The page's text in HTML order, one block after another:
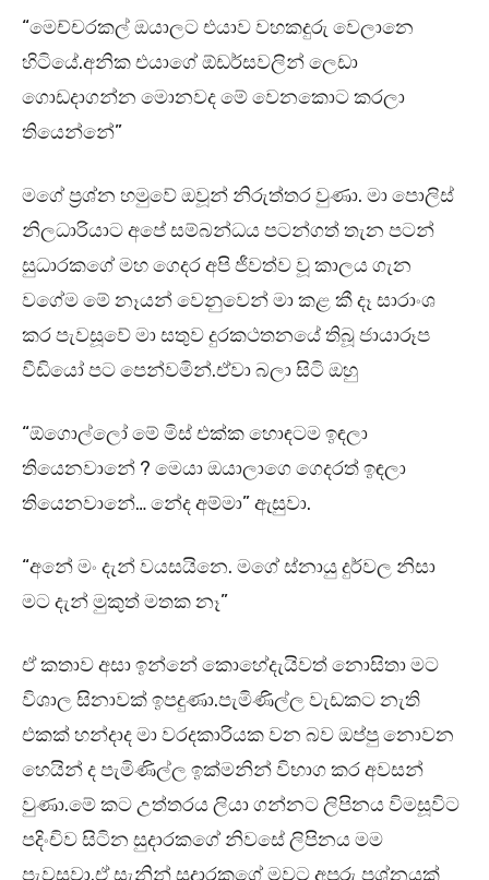
“මෙච්චරකල් ඔයාලට එයාව වහකදුරු වෙලානෙ
හිටියේ.අනික එයාගේ ඕඩර්සවලින් ලෙඩා
ගොඩදාගන්න මොනවද මේ වෙනකොට කරලා
තියෙන්නේ”
මගේ ප්‍රශ්න හමුවේ ඔවූන් නිරුත්තර වුණා. මා පොලිස්
නිලධාරියාට අපේ සම්බන්ධය පටන්ගත් තැන පටන්
සුධාරකගේ මහ ගෙදර අපි ජීවත්ව වූ කාලය ගැන
වගේම මේ නෑයන් වෙනුවෙන් මා කළ කී දෑ සාරාංශ
කර පැවසූවේ මා සතුව දුරකථතනයේ තිබූ ජායාරූප
වීඩියෝ පට පෙන්වමින්.ඒවා බලා සිටි ඔහු
“ඕගොල්ලෝ මේ මිස් එක්ක හොඳටම ඉඳලා
තියෙනවානේ ? මෙයා ඔයාලාගෙ ගෙදරත් ඉඳලා
තියෙනවානේ… නේද අම්මා” ඇසුවා.
“අනේ මං දැන් වයසයිනෙ. මගේ ස්නායු දුර්වල නිසා
මට දැන් මුකුත් මතක නෑ”
ඒ කතාව අසා ඉන්නේ කොහේදැයිවත් නොසිතා මට
විශාල සිනාවක් ඉපදුණා.පැමිණිල්ල වැඩකට නැති
එකක් හන්දාද මා වරදකාරියක වන බව ඔප්පු නොවන
හෙයින් ද පැමිණිල්ල ඉක්මනින් විභාග කර අවසන්
වුණා.මේ කට උත්තරය ලියා ගන්නට ලිපිනය විමසූවිට
පදිංචිව සිටින සුදාරකගේ නිවසේ ලිපිනය මම
පැවසුවා.ඒ සැනින් සුදාරකගේ මවට අපූරු ප්‍රශ්නයක්